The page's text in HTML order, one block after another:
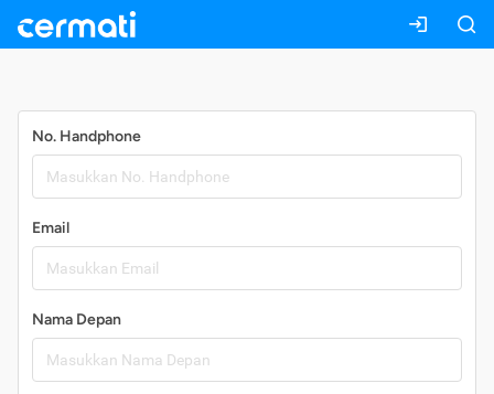
No. Handphone
Email
Nama Depan